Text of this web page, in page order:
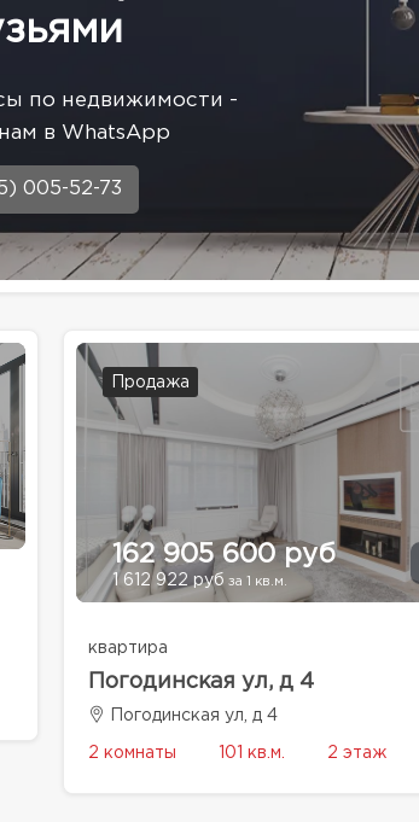
по недвижимости -
в WhatsApp
005-52-73
Продажа
162 905 600 руб
1 612 922 руб за 1 кв.м.
квартира
Погодинская ул, д 4
Погодинская ул, д 4
2 комнаты 101 кв.м. 2 этаж